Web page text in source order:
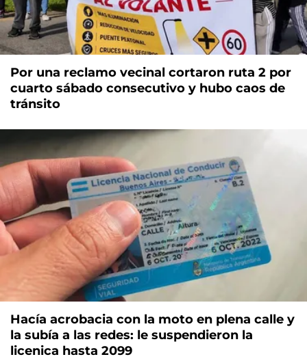
Por una reclamo vecinal cortaron ruta 2 por
cuarto sábado consecutivo y hubo caos de
tránsito
Hacía acrobacia con la moto en plena calle y
la subía a las redes: le suspendieron la
licenica hasta 2099